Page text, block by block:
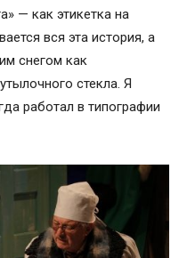
— как этикетка на
вся эта история, а
снегом как
стекла. Я
работал в типографии